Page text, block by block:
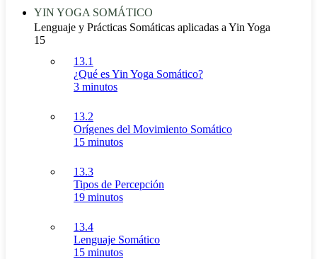
YIN YOGA SOMÁTICO
Lenguaje y Prácticas Somáticas aplicadas a Yin Yoga
15
13.1
¿Qué es Yin Yoga Somático?
3 minutos
13.2
Orígenes del Movimiento Somático
15 minutos
13.3
Tipos de Percepción
19 minutos
13.4
Lenguaje Somático
15 minutos